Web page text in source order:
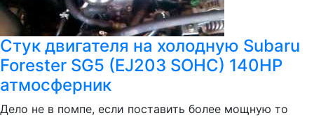
Стук двигателя на холодную Subaru
Forester SG5 (EJ203 SOHC) 140HP
атмосферник
Дело не в помпе, если поставить более мощную то